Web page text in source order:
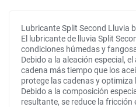
Lubricante Split Second Lluvia
El lubricante de lluvia Split
condiciones húmedas y
Debido a la aleación especial,
cadena más tiempo que los
protege las cadenas y optimiza
Debido a la composición
resultante, se reduce la